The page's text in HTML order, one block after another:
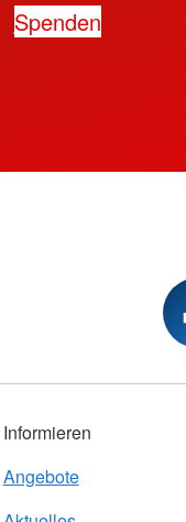
Spenden
Informieren
Angebote